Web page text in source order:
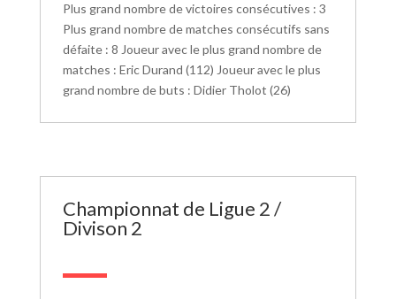
Plus grand nombre de victoires consécutives : 3
Plus grand nombre de matches consécutifs sans
défaite : 8 Joueur avec le plus grand nombre de
matches : Eric Durand (112) Joueur avec le plus
grand nombre de buts : Didier Tholot (26)
Championnat de Ligue 2 /
Divison 2